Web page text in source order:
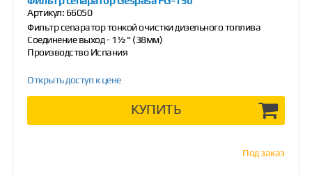
Артикул: 66050
Фильтр сепаратор тонкой очистки дизельного топлива
Соединение выход - 1½ " (38мм)
Производство Испания
Открыть доступ к цене
КУПИТЬ
Под заказ